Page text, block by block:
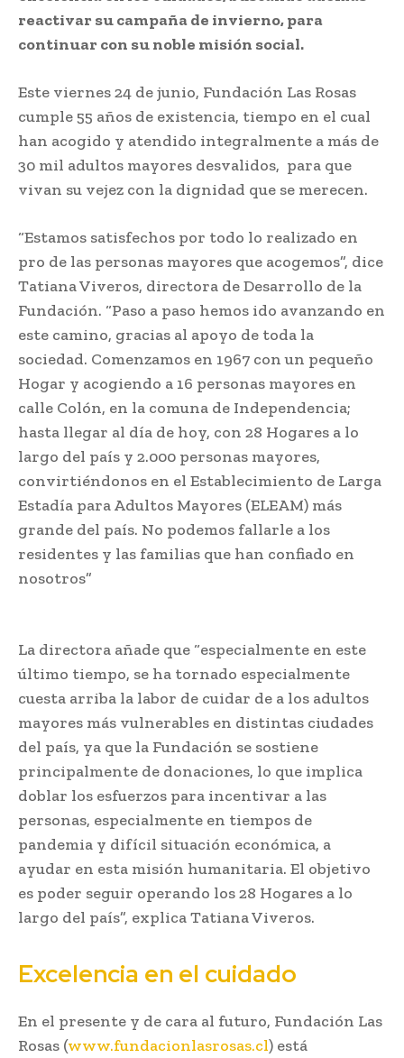
reactivar su campaña de invierno, para
continuar con su noble misión social.
Este viernes 24 de junio, Fundación Las Rosas
cumple 55 años de existencia, tiempo en el cual
han acogido y atendido integralmente a más de
30 mil adultos mayores desvalidos, para que
vivan su vejez con la dignidad que se merecen.
“Estamos satisfechos por todo lo realizado en
pro de las personas mayores que acogemos”, dice
Tatiana Viveros, directora de Desarrollo de la
Fundación. “Paso a paso hemos ido avanzando en
este camino, gracias al apoyo de toda la
sociedad. Comenzamos en 1967 con un pequeño
Hogar y acogiendo a 16 personas mayores en
calle Colón, en la comuna de Independencia;
hasta llegar al día de hoy, con 28 Hogares a lo
largo del país y 2.000 personas mayores,
convirtiéndonos en el Establecimiento de Larga
Estadía para Adultos Mayores (ELEAM) más
grande del país. No podemos fallarle a los
residentes y las familias que han confiado en
nosotros”
La directora añade que “especialmente en este
último tiempo, se ha tornado especialmente
cuesta arriba la labor de cuidar de a los adultos
mayores más vulnerables en distintas ciudades
del país, ya que la Fundación se sostiene
principalmente de donaciones, lo que implica
doblar los esfuerzos para incentivar a las
personas, especialmente en tiempos de
pandemia y difícil situación económica, a
ayudar en esta misión humanitaria. El objetivo
es poder seguir operando los 28 Hogares a lo
largo del país”, explica Tatiana Viveros.
Excelencia en el cuidado
En el presente y de cara al futuro, Fundación Las
Rosas (www.fundacionlasrosas.cl) está